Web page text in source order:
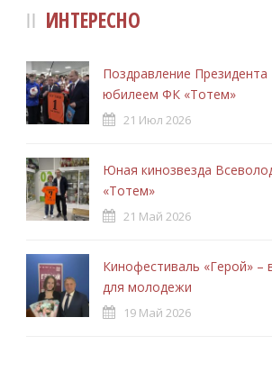
ИНТЕРЕСНО
Поздравление Президента
юбилеем ФК «Тотем»
21 Июл 2026
Юная кинозвезда
«Тотем»
21 Май 2026
Кинофестиваль «Герой» –
для молодежи
19 Май 2026